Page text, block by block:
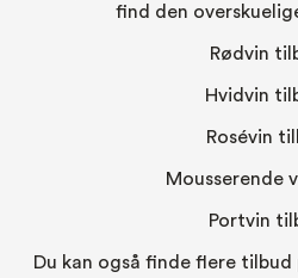
find den
Rødvin
Hvidvin
Rosévin
Mousserende
Portvin
Du kan også finde flere tilbud